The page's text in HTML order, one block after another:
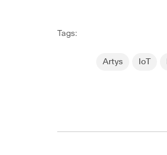
Tags:
Artys IoT